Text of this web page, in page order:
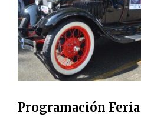
Programación